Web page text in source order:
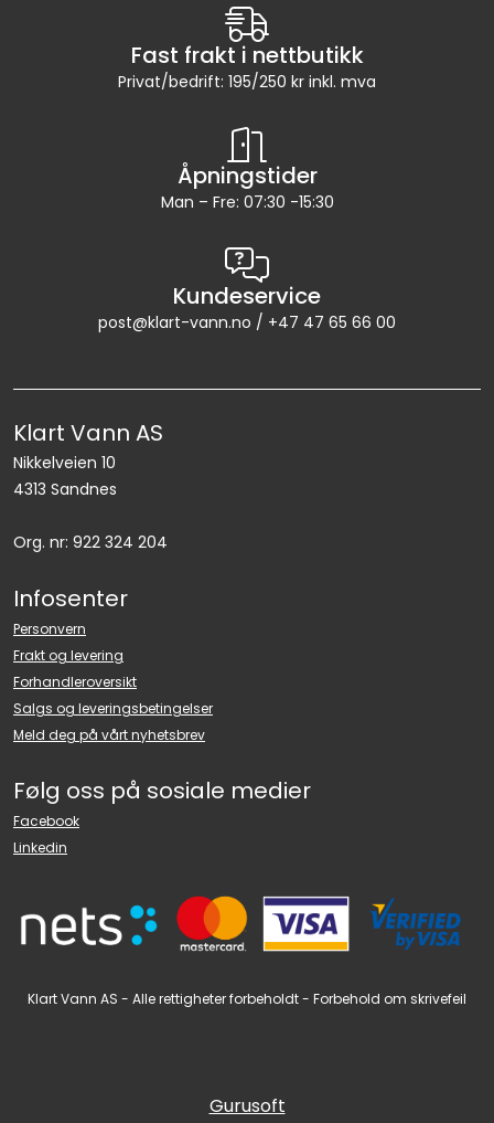
Fast frakt i nettbutikk
Privat/bedrift: 195/250 kr inkl. mva
Åpningstider
Man – Fre: 07:30 -15:30
Kundeservice
post@klart-vann.no / +47 47 65 66 00
Klart Vann AS
Nikkelveien 10
4313 Sandnes
Org. nr: 922 324 204
Infosenter
Personvern
Frakt og levering
Forhandleroversikt
Salgs og leveringsbetingelser
Meld deg på vårt nyhetsbrev
Følg oss på sosiale medier
Facebook
Linkedin
Klart Vann AS - Alle rettigheter forbeholdt - Forbehold om skrivefeil
Gurusoft